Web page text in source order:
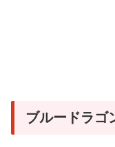
ブルードラゴ